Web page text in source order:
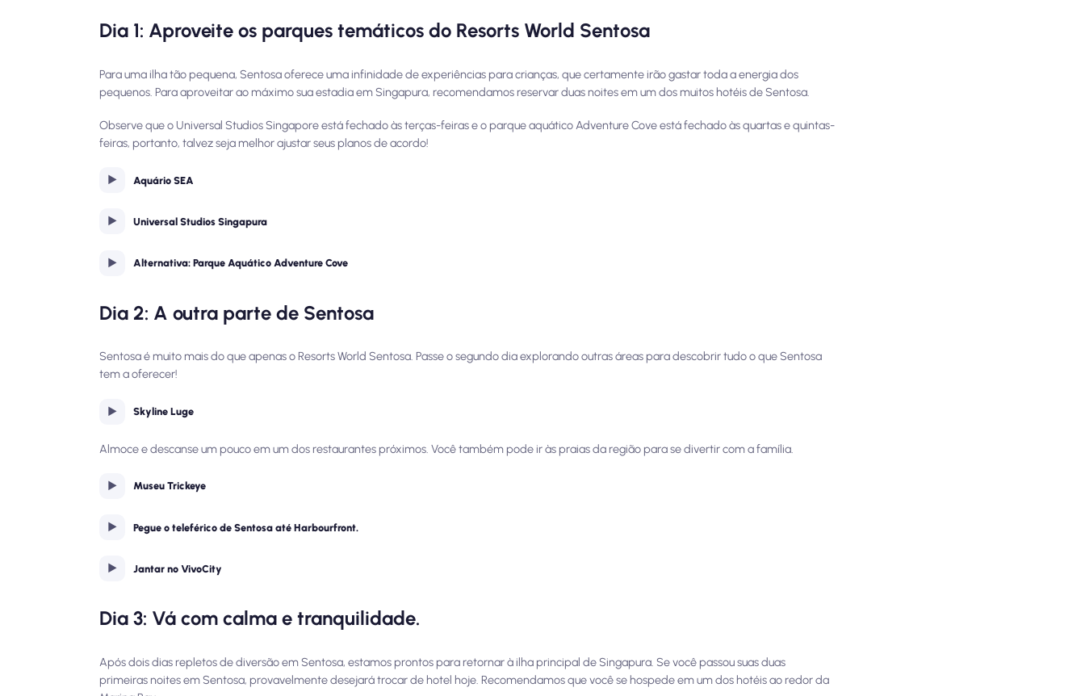
Dia 1: Aproveite os parques temáticos do Resorts World Sentosa
Para uma ilha tão pequena, Sentosa oferece uma infinidade de experiências para crianças, que certamente irão gastar toda a energia dos
pequenos. Para aproveitar ao máximo sua estadia em Singapura, recomendamos reservar duas noites em um dos muitos hotéis de Sentosa.
Observe que o Universal Studios Singapore está fechado às terças-feiras e o parque aquático Adventure Cove está fechado às quartas e quintas-
feiras, portanto, talvez seja melhor ajustar seus planos de acordo!
Aquário SEA
Universal Studios Singapura
Alternativa: Parque Aquático Adventure Cove
Dia 2: A outra parte de Sentosa
Sentosa é muito mais do que apenas o Resorts World Sentosa. Passe o segundo dia explorando outras áreas para descobrir tudo o que Sentosa
tem a oferecer!
Skyline Luge
Almoce e descanse um pouco em um dos restaurantes próximos. Você também pode ir às praias da região para se divertir com a família.
Museu Trickeye
Pegue o teleférico de Sentosa até Harbourfront.
Jantar no VivoCity
Dia 3: Vá com calma e tranquilidade.
Após dois dias repletos de diversão em Sentosa, estamos prontos para retornar à ilha principal de Singapura. Se você passou suas duas
primeiras noites em Sentosa, provavelmente desejará trocar de hotel hoje. Recomendamos que você se hospede em um dos hotéis ao redor da